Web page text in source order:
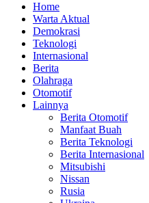
Home
Warta Aktual
Demokrasi
Teknologi
Internasional
Berita
Olahraga
Otomotif
Lainnya
Berita Otomotif
Manfaat Buah
Berita Teknologi
Berita Internasional
Mitsubishi
Nissan
Rusia